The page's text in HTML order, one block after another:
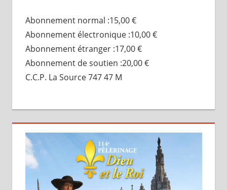
Abonnement normal :15,00 €
Abonnement électronique :10,00 €
Abonnement étranger :17,00 €
Abonnement de soutien :20,00 €
C.C.P. La Source 747 47 M